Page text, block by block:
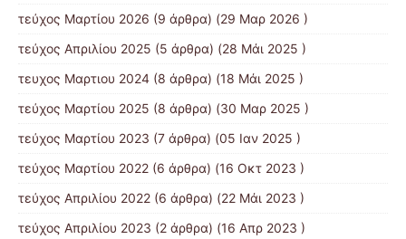
τεύχος Μαρτίου 2026 (9 άρθρα) (29 Μαρ 2026 )
τεύχος Απριλίου 2025 (5 άρθρα) (28 Μάι 2025 )
τευχος Μαρτιου 2024 (8 άρθρα) (18 Μάι 2025 )
τεύχος Μαρτίου 2025 (8 άρθρα) (30 Μαρ 2025 )
τεύχος Μαρτίου 2023 (7 άρθρα) (05 Ιαν 2025 )
τεύχος Μαρτίου 2022 (6 άρθρα) (16 Οκτ 2023 )
τεύχος Απριλίου 2022 (6 άρθρα) (22 Μάι 2023 )
τεύχος Απριλίου 2023 (2 άρθρα) (16 Απρ 2023 )